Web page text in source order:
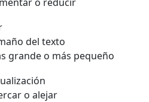
del texto
grande o más pequeño
o alejar